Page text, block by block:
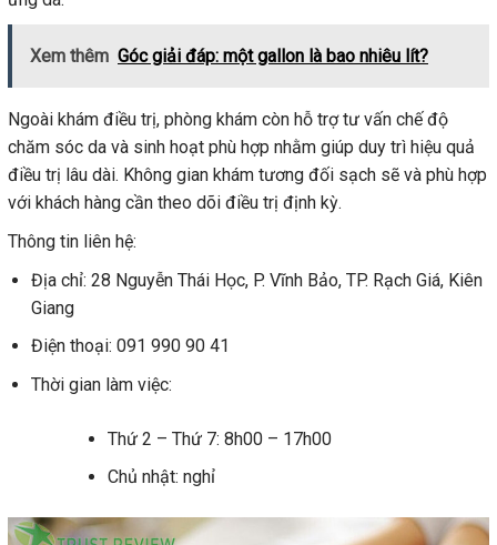
Xem thêm Góc giải đáp: một gallon là bao nhiêu lít?
Ngoài khám điều trị, phòng khám còn hỗ trợ tư vấn chế độ
chăm sóc da và sinh hoạt phù hợp nhằm giúp duy trì hiệu quả
điều trị lâu dài. Không gian khám tương đối sạch sẽ và phù hợp
với khách hàng cần theo dõi điều trị định kỳ.
Thông tin liên hệ:
Địa chỉ: 28 Nguyễn Thái Học, P. Vĩnh Bảo, TP. Rạch Giá, Kiên
Giang
Điện thoại: 091 990 90 41
Thời gian làm việc:
Thứ 2 – Thứ 7: 8h00 – 17h00
Chủ nhật: nghỉ